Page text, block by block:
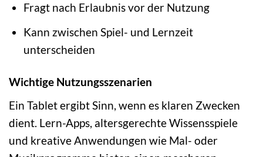
Fragt nach Erlaubnis vor der Nutzung
Kann zwischen Spiel- und Lernzeit
unterscheiden
Wichtige Nutzungsszenarien
Ein Tablet ergibt Sinn, wenn es klaren Zwecken
dient. Lern-Apps, altersgerechte Wissensspiele
und kreative Anwendungen wie Mal- oder